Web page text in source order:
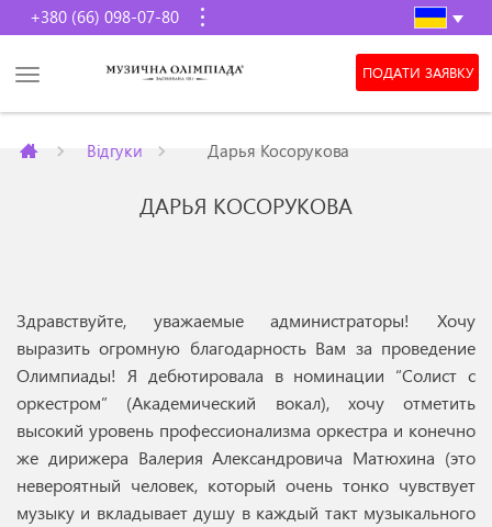
+380 (66) 098-07-80
ПОДАТИ ЗАЯВКУ
Відгуки Дарья Косорукова
ДАРЬЯ КОСОРУКОВА
Здравствуйте, уважаемые администраторы! Хочу
выразить огромную благодарность Вам за проведение
Олимпиады! Я дебютировала в номинации “Солист с
оркестром” (Академический вокал), хочу отметить
высокий уровень профессионализма оркестра и конечно
же дирижера Валерия Александровича Матюхина (это
невероятный человек, который очень тонко чувствует
музыку и вкладывает душу в каждый такт музыкального